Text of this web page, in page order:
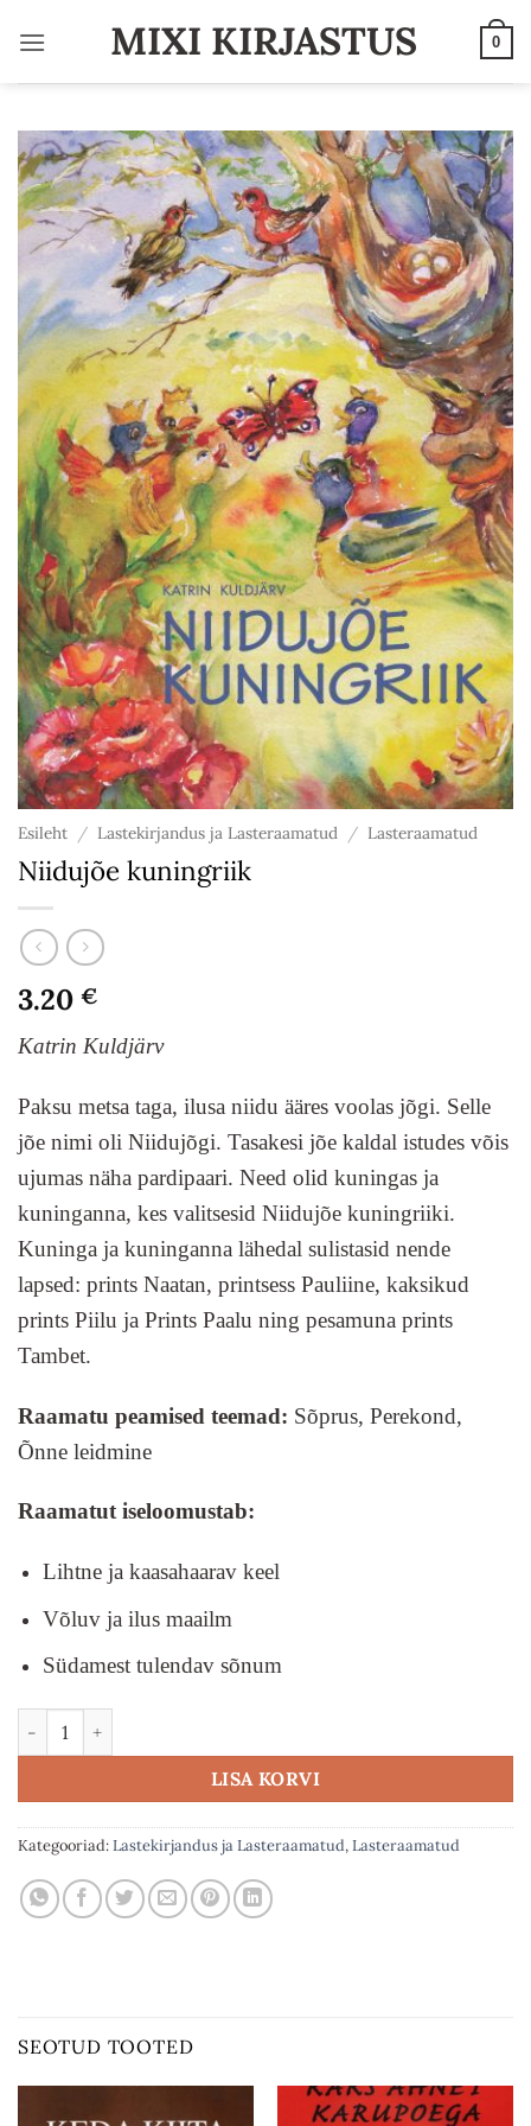
MIXI KIRJASTUS 0
Esileht / Lastekirjandus ja Lasteraamatud / Lasteraamatud
Niidujõe kuningriik
3.20 €
Katrin Kuldjärv
Paksu metsa taga, ilusa niidu ääres voolas jõgi. Selle
jõe nimi oli Niidujõgi. Tasakesi jõe kaldal istudes võis
ujumas näha pardipaari. Need olid kuningas ja
kuninganna, kes valitsesid Niidujõe kuningriiki.
Kuninga ja kuninganna lähedal sulistasid nende
lapsed: prints Naatan, printsess Pauliine, kaksikud
prints Piilu ja Prints Paalu ning pesamuna prints
Tambet.
Raamatu peamised teemad: Sõprus, Perekond,
Õnne leidmine
Raamatut iseloomustab:
Lihtne ja kaasahaarav keel
Võluv ja ilus maailm
Südamest tulendav sõnum
Niidujõe kuningriik kogus
LISA KORVI
Kategooriad:Lastekirjandus ja Lasteraamatud,Lasteraamatud
SEOTUD TOOTED